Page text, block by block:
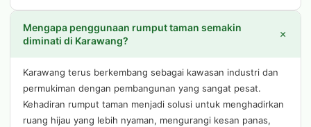
Mengapa penggunaan rumput taman semakin
diminati di Karawang?
+
Karawang terus berkembang sebagai kawasan industri dan
permukiman dengan pembangunan yang sangat pesat.
Kehadiran rumput taman menjadi solusi untuk menghadirkan
ruang hijau yang lebih nyaman, mengurangi kesan panas,